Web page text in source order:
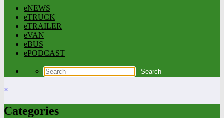
eNEWS
eTRUCK
eTRAILER
eVAN
eBUS
ePODCAST
×
Categories